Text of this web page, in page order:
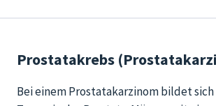
Prostatakrebs
Bei einem Prostatakarzinom bildet